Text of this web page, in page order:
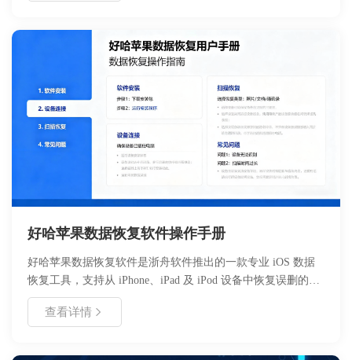
对音质、操作复杂度及功能深度的需求，选择最适合的录制方
式，轻松实现系统内声与外部麦克风声音的完美采集。
好哈苹果数据恢复软件操作手册
好哈苹果数据恢复软件是浙舟软件推出的一款专业 iOS 数据
恢复工具，支持从 iPhone、iPad 及 iPod 设备中恢复误删的照
片、联系人、短信、微信聊天记录等关键数据。本手册详细介
绍了软件的安装流程、功能特性、操作步骤及常见问题解决方
份及 iCloud 备份三种模式进行扫描恢复。用户无需具备专业
查看详情